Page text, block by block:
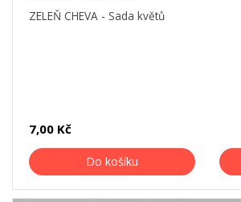
ZELEŇ CHEVA - Sada květů
7,00 Kč
Do košíku